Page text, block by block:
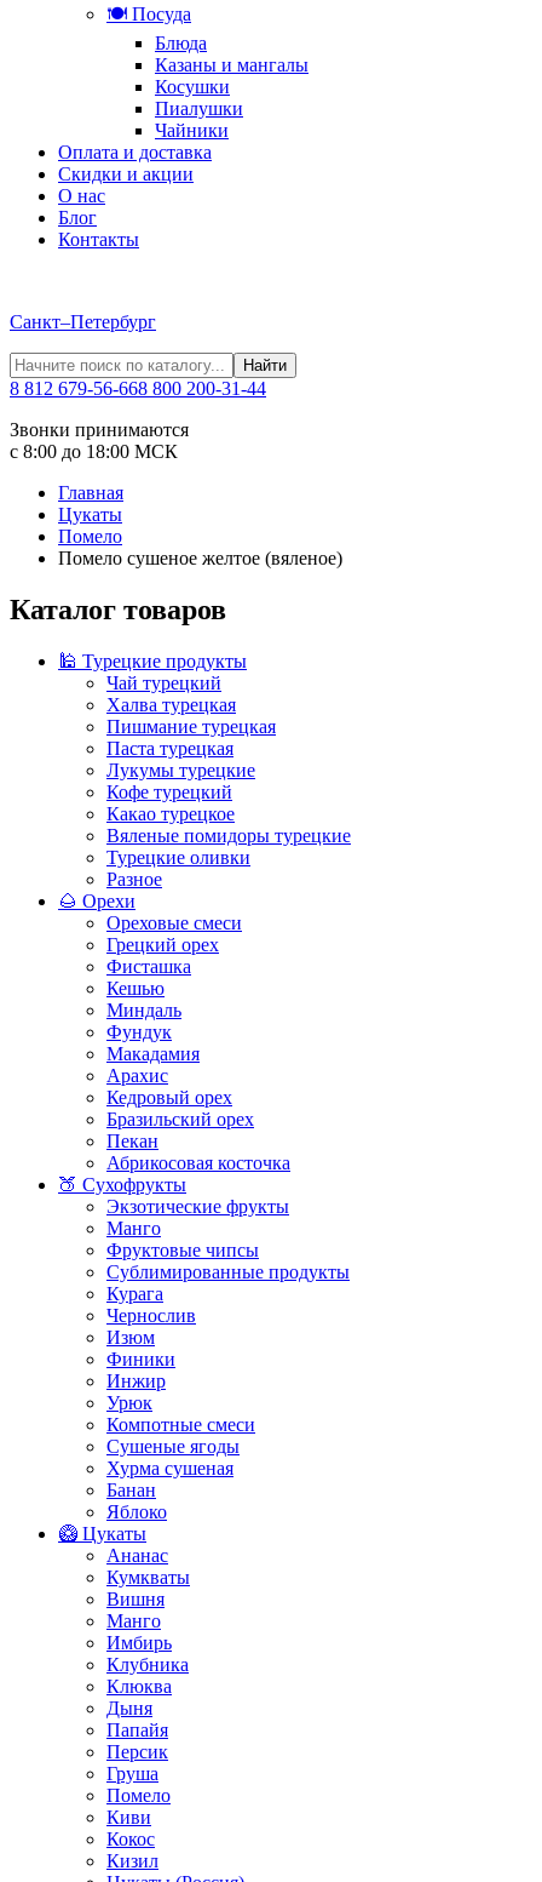
🍽️ Посуда
Блюда
Казаны и мангалы
Косушки
Пиалушки
Чайники
Оплата и доставка
Скидки и акции
О нас
Блог
Контакты
Санкт–Петербург
Найти
8 812 679-56-668 800 200-31-44
Звонки принимаются
с 8:00 до 18:00 МСК
Главная
Цукаты
Помело
Помело сушеное желтое (вяленое)
Каталог товаров
🕌 Турецкие продукты
Чай турецкий
Халва турецкая
Пишмание турецкая
Паста турецкая
Лукумы турецкие
Кофе турецкий
Какао турецкое
Вяленые помидоры турецкие
Турецкие оливки
Разное
🌰 Орехи
Ореховые смеси
Грецкий орех
Фисташка
Кешью
Миндаль
Фундук
Макадамия
Арахис
Кедровый орех
Бразильский орех
Пекан
Абрикосовая косточка
🍑 Сухофрукты
Экзотические фрукты
Манго
Фруктовые чипсы
Сублимированные продукты
Курага
Чернослив
Изюм
Финики
Инжир
Урюк
Компотные смеси
Сушеные ягоды
Хурма сушеная
Банан
Яблоко
🥝 Цукаты
Ананас
Кумкваты
Вишня
Манго
Имбирь
Клубника
Клюква
Дыня
Папайя
Персик
Груша
Помело
Киви
Кокос
Кизил